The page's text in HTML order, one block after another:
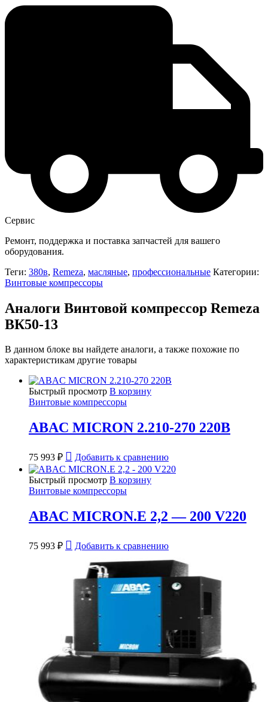
Сервис
Ремонт, поддержка и поставка запчастей для вашего
оборудования.
Теги: 380в, Remeza, масляные, профессиональные Категории:
Винтовые компрессоры
Аналоги Винтовой компрессор Remeza
ВК50-13
В данном блоке вы найдете аналоги, а также похожие по
характеристикам другие товары
Быстрый просмотр В корзину
Винтовые компрессоры
ABAC MICRON 2.210-270 220В
75 993 ₽ Добавить к сравнению
Быстрый просмотр В корзину
Винтовые компрессоры
ABAC MICRON.E 2,2 — 200 V220
75 993 ₽ Добавить к сравнению